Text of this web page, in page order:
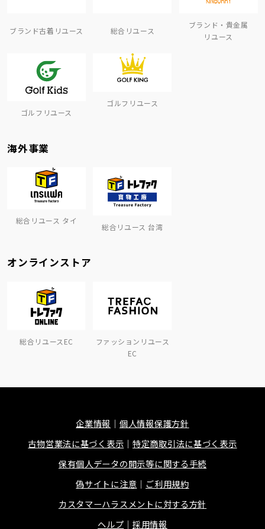
ブランド古着リユース 総合リユース
ブランド・貴金属
リユース
ゴルフリユース
ゴルフリユース
海外事業
総合リユース タイ
総合リユース 台湾
オンラインストア
総合リユースEC
ファッションリユース
EC
企業情報
個人情報保護方針
古物営業法に基づく表示
特定商取引法に基づく表示
保有個人データの開示等に関する手続
偽サイトに注意
ご利用規約
カスタマーハラスメントに対する方針
ヘルプ
採用情報